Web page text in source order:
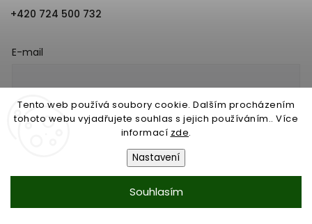
Tento web používá soubory cookie. Dalším procházením
tohoto webu vyjadřujete souhlas s jejich používáním.. Více
informací zde.
Nastavení
Souhlasím
+420 724 500 732
E-mail
Vložením e-mailu souhlasíte s
podmínkami ochrany osobních údajů
Přihlásit se